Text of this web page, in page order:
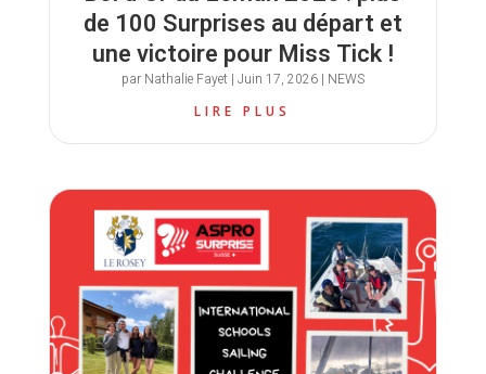
de 100 Surprises au départ et
une victoire pour Miss Tick !
par Nathalie Fayet| Juin 17, 2026| NEWS
LIRE PLUS